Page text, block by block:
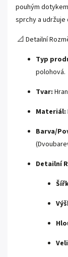
pouhým
sprchy a
📐 Detailní
Typ
polohová.
Tvar:
Materiál:
Barva/
Detailní